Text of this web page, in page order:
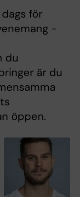
för
-
du
är du
öppen.